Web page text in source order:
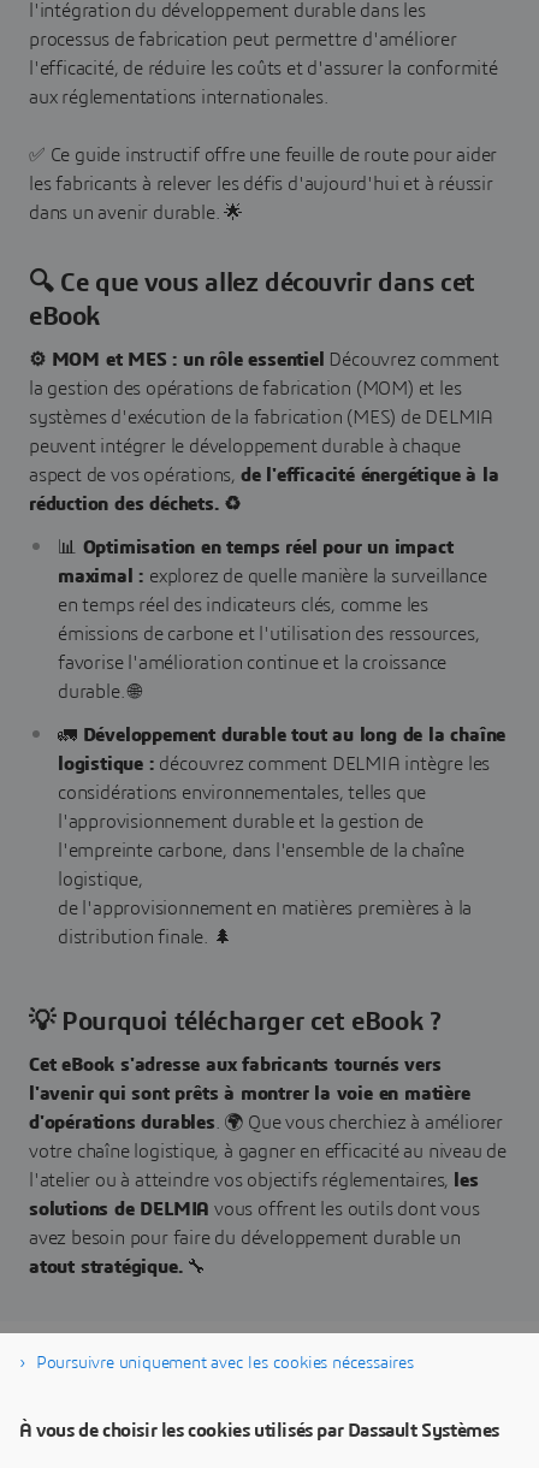
l'intégration du développement durable dans les
processus de fabrication peut permettre d'améliorer
l'efficacité, de réduire les coûts et d'assurer la conformité
aux réglementations internationales.
✅ Ce guide instructif offre une feuille de route pour aider
les fabricants à relever les défis d'aujourd'hui et à réussir
dans un avenir durable. 🌟
🔍 Ce que vous allez découvrir dans cet
eBook
⚙️ MOM et MES : un rôle essentiel
Découvrez comment
la gestion des opérations de fabrication (MOM) et les
systèmes d'exécution de la fabrication (MES) de DELMIA
peuvent intégrer le développement durable à chaque
aspect de vos opérations, de l'efficacité énergétique à la
réduction des déchets. ♻️
📊
Optimisation en temps réel pour un impact
maximal : explorez de quelle manière la surveillance
en temps réel des indicateurs clés, comme les
émissions de carbone et l'utilisation des ressources,
favorise l'amélioration continue et la croissance
durable. 🌐
🚛Développement durable tout au long de la chaîne
logistique : découvrez comment DELMIA intègre les
considérations environnementales, telles que
l'approvisionnement durable et la gestion de
l'empreinte carbone, dans l'ensemble de la chaîne
logistique,
de l'approvisionnement en matières premières à la
distribution finale. 🌲
💡 Pourquoi télécharger cet eBook ?
Cet eBook s'adresse aux fabricants tournés vers
l'avenir qui sont prêts à montrer la voie en matière
d'opérations durables . 🌍 Que vous cherchiez à améliorer
votre chaîne logistique, à gagner en efficacité au niveau de
l'atelier ou à atteindre vos objectifs réglementaires,
les
solutions de DELMIA vous offrent les outils dont vous
avez besoin pour faire du développement durable un
atout stratégique.🔧
Poursuivre uniquement avec les cookies nécessaires
À vous de choisir les cookies utilisés par Dassault Systèmes